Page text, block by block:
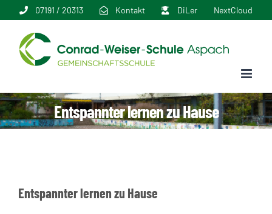
springen
07191 / 20313 Kontakt DiLer NextCloud
Entspannter lernen zu Hause
Entspannter lernen zu Hause